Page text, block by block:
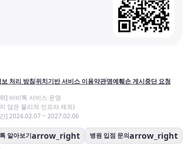
처리 방침위치기반 서비스 이용약관명예훼손 게시중단 요청
] 바비톡 서비스 운영
않은 물리적 인프라 제외)
] 2024.02.07 ~ 2027.02.06
알아보기arrow_right 병원 입점 문의arrow_right